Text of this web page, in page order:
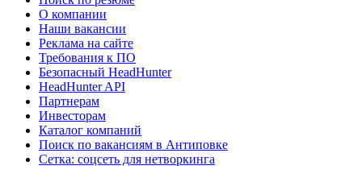
О компании
Наши вакансии
Реклама на сайте
Требования к ПО
Безопасный HeadHunter
HeadHunter API
Партнерам
Инвесторам
Каталог компаний
Поиск по вакансиям в Антиповке
Сетка: соцсеть для нетворкинга